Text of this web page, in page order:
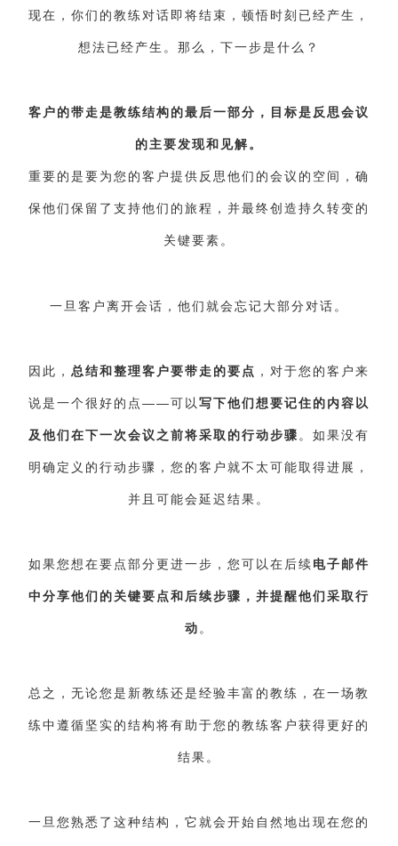
现在，你们的教练对话即将结束，顿悟时刻已经产生，
想法已经产生。那么，下一步是什么？
客户的带走是教练结构的最后一部分，目标是反思会议
的主要发现和见解。
重要的是要为您的客户提供反思他们的会议的空间，确
保他们保留了支持他们的旅程，并最终创造持久转变的
关键要素。
一旦客户离开会话，他们就会忘记大部分对话。
因此， 总结和整理客户要带走的要点 ，对于您的客户来
说是一个很好的点——可以 写下他们想要记住的内容以
及他们在下一次会议之前将采取的行动步骤 。如果没有
明确定义的行动步骤，您的客户就不太可能取得进展，
并且可能会延迟结果。
如果您想在要点部分更进一步，您可以在后续电子邮件
中分享他们的关键要点和后续步骤 ，并提醒他们采取行
动 。
总之，无论您是新教练还是经验丰富的教练，在一场教
练中遵循坚实的结构将有助于您的教练客户获得更好的
结果。
一旦您熟悉了这种结构，它就会开始自然地出现在您的